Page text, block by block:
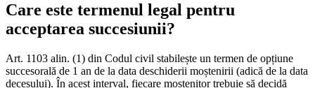
Care este termenul legal pentru
acceptarea succesiunii?
Art. 1103 alin. (1) din Codul civil stabilește un termen de opțiune
succesorală de 1 an de la data deschiderii moștenirii (adică de la data
decesului). În acest interval, fiecare moștenitor trebuie să decidă